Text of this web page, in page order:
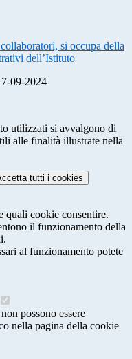
si occupa della
dell’Istituto
09-2024
utilizzati si avvalgono di
alle finalità illustrate nella
tutti i cookies
quali cookie consentire.
il funzionamento della
al funzionamento potete
possono essere
nella pagina della cookie